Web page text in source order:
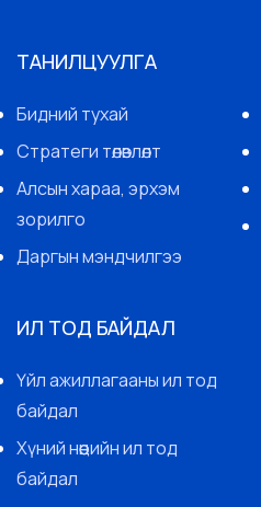
ТАНИЛЦУУЛГА
Бидний тухай
Стратеги төлөвлөлт
Алсын хараа, эрхэм
зорилго
Даргын мэндчилгээ
ИЛ ТОД БАЙДАЛ
Үйл ажиллагааны ил тод
байдал
Хүний нөөцийн ил тод
байдал